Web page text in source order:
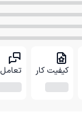
کیفیت کار تعامل